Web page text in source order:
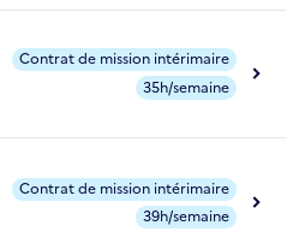
Contrat de mission intérimaire
35h/semaine
Contrat de mission intérimaire
39h/semaine